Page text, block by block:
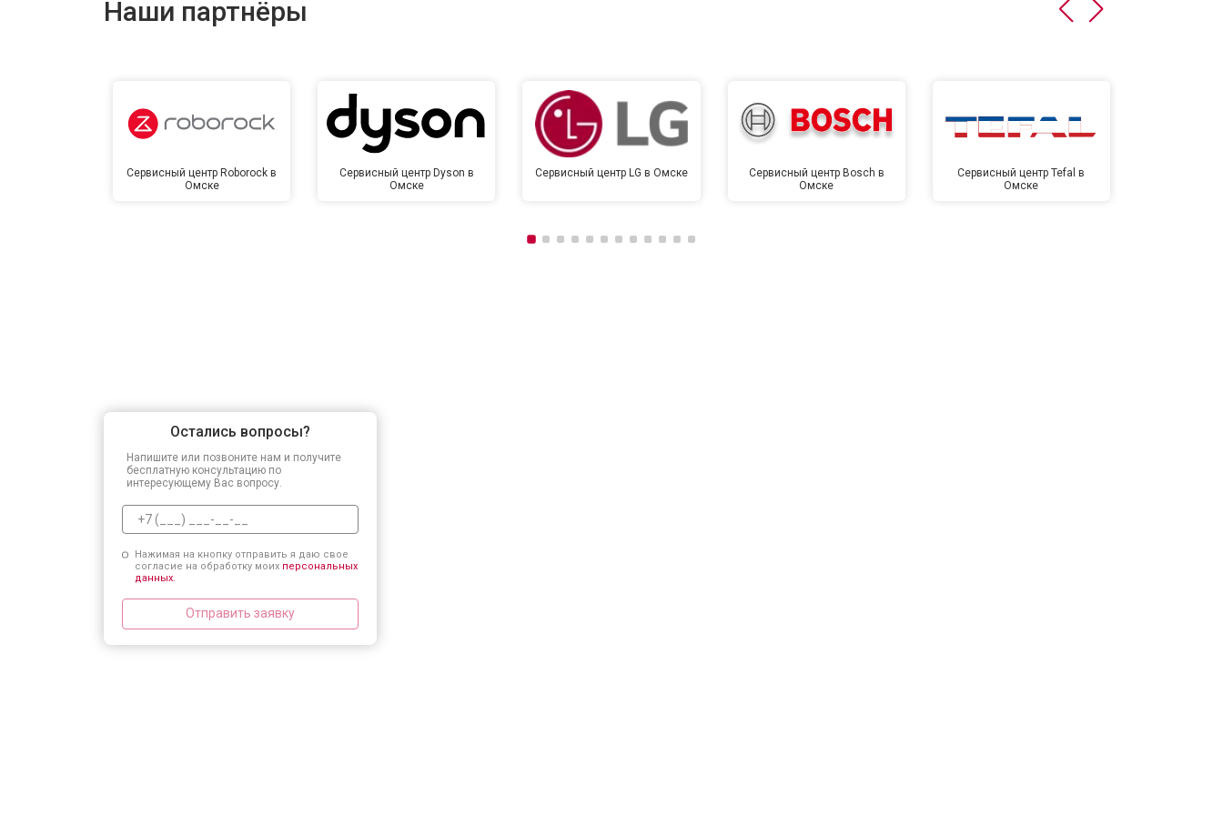
Замена сетевого трансформатора
Наши партнёры
Сервисный центр Roborock в
Омске
Сервисный центр Dyson в
Омске
Сервисный центр LG в Омске
Сервисный центр Bosch в
Омске
Сервисный центр Tefal в
Омске
Остались вопросы?
Напишите или позвоните нам и получите
бесплатную консультацию по
интересующему Вас вопросу.
Нажимая на кнопку отправить я даю свое
согласие на обработку моих персональных
данных.
Отправить заявку